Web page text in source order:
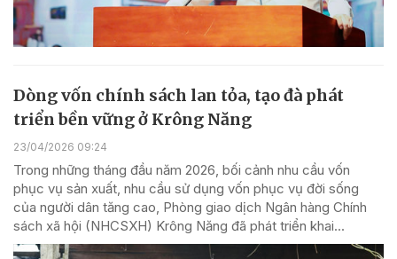
Dòng vốn chính sách lan tỏa, tạo đà phát
triển bền vững ở Krông Năng
23/04/2026 09:24
Trong những tháng đầu năm 2026, bối cảnh nhu cầu vốn
phục vụ sản xuất, nhu cầu sử dụng vốn phục vụ đời sống
của người dân tăng cao, Phòng giao dịch Ngân hàng Chính
sách xã hội (NHCSXH) Krông Năng đã phát triển khai...